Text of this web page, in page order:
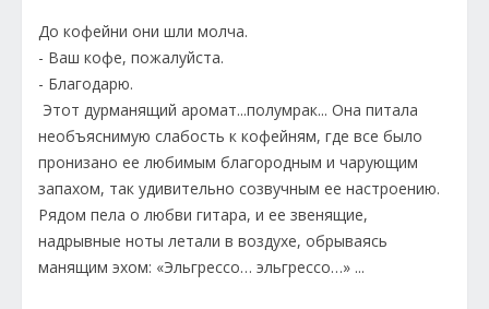
До кофейни они шли молча.
- Ваш кофе, пожалуйста.
- Благодарю.
Этот дурманящий аромат...полумрак... Она питала
необъяснимую слабость к кофейням, где все было
пронизано ее любимым благородным и чарующим
запахом, так удивительно созвучным ее настроению.
Рядом пела о любви гитара, и ее звенящие,
надрывные ноты летали в воздухе, обрываясь
манящим эхом: «Эльгрессо… эльгрессо…» ...